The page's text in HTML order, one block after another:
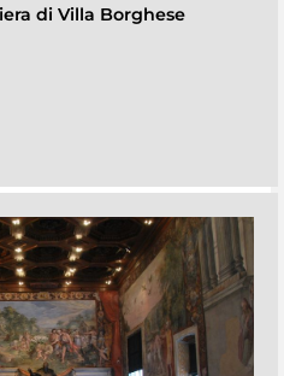
di Villa Borghese